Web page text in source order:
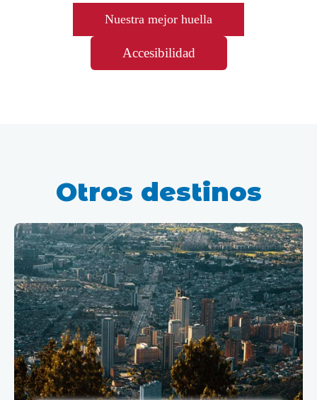
Nuestra mejor huella
Accesibilidad
Otros destinos